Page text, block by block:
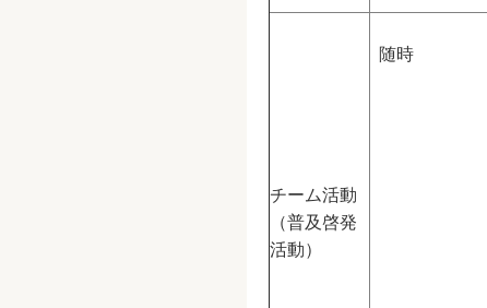
チーム活動
（普及啓発
活動）
随時